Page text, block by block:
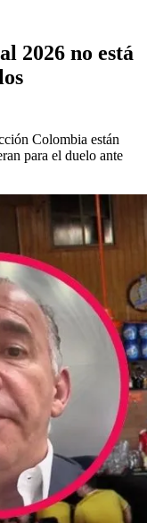
2026 no está
Colombia están
para el duelo ante